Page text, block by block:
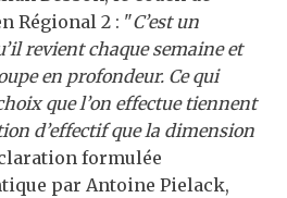
Régional 2 : "C’est un
revient chaque semaine et
en profondeur. Ce qui
que l’on effectue tiennent
d’effectif que la dimension
formulée
par Antoine Pielack,